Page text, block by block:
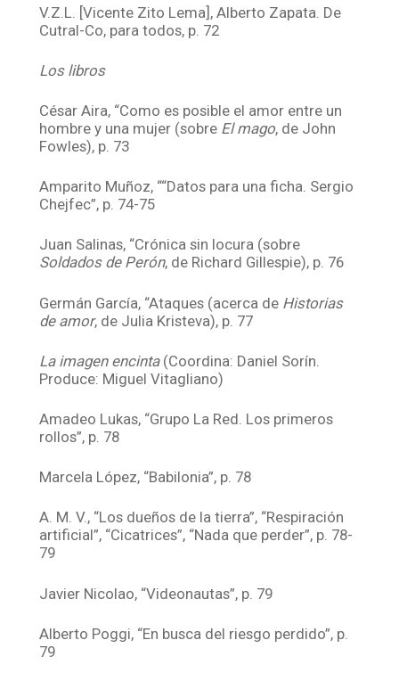
V.Z.L. [Vicente Zito Lema], Alberto Zapata. De
Cutral-Co, para todos, p. 72
Los libros
César Aira, “Como es posible el amor entre un
hombre y una mujer (sobre El mago, de John
Fowles), p. 73
Amparito Muñoz, ““Datos para una ficha. Sergio
Chejfec”, p. 74-75
Juan Salinas, “Crónica sin locura (sobre
Soldados de Perón, de Richard Gillespie), p. 76
Germán García, “Ataques (acerca de Historias
de amor, de Julia Kristeva), p. 77
La imagen encinta(Coordina: Daniel Sorín.
Produce: Miguel Vitagliano)
Amadeo Lukas, “Grupo La Red. Los primeros
rollos”, p. 78
Marcela López, “Babilonia”, p. 78
A. M. V., “Los dueños de la tierra”, “Respiración
artificial”, “Cicatrices”, “Nada que perder”, p. 78-
79
Javier Nicolao, “Videonautas”, p. 79
Alberto Poggi, “En busca del riesgo perdido”, p.
79